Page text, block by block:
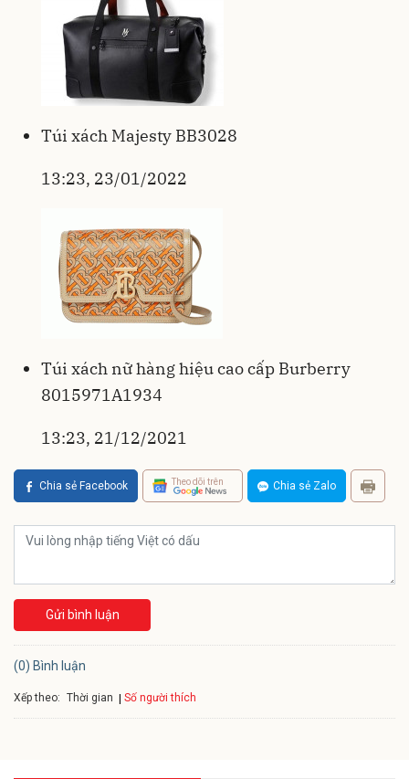
Túi xách Majesty BB3028
13:23, 23/01/2022
Túi xách nữ hàng hiệu cao cấp Burberry
8015971A1934
13:23, 21/12/2021
Chia sẻ Facebook Theo dõi trên Chia sẻ Zalo
Gửi bình luận
(0) Bình luận
Xếp theo: Thời gian Số người thích